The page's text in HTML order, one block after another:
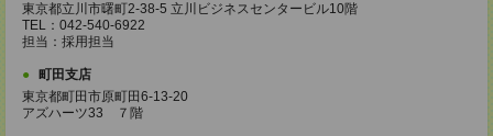
東京都立川市曙町2-38-5 立川ビジネスセンタービル10階
TEL：042-540-6922
担当：採用担当
町田支店
東京都町田市原町田6-13-20
アズハーツ33 ７階